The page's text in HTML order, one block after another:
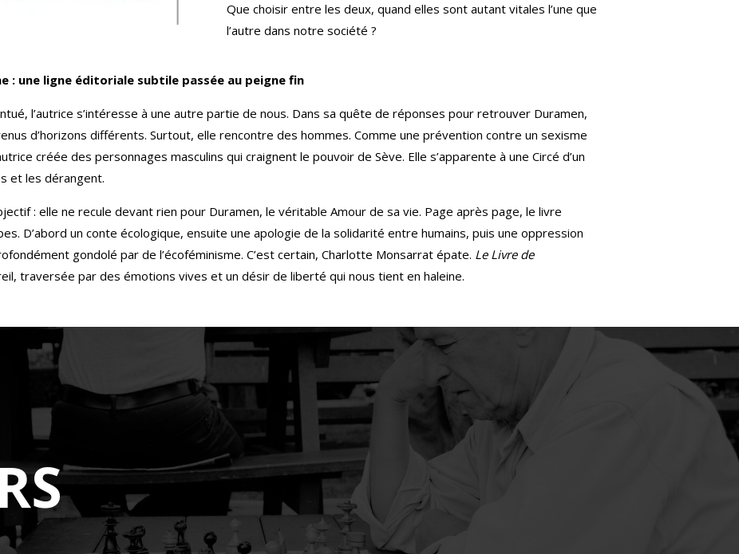
Que choisir entre les deux, quand elles sont autant vitales l’une que
l’autre dans notre société ?
: une ligne éditoriale subtile passée au peigne fin
l’autrice s’intéresse à une autre partie de nous. Dans sa quête de réponses pour retrouver Duramen,
d’horizons différents. Surtout, elle rencontre des hommes. Comme une prévention contre un sexisme
créée des personnages masculins qui craignent le pouvoir de Sève. Elle s’apparente à une Circé d’un
et les dérangent.
: elle ne recule devant rien pour Duramen, le véritable Amour de sa vie. Page après page, le livre
D’abord un conte écologique, ensuite une apologie de la solidarité entre humains, puis une oppression
gondolé par de l’écoféminisme. C’est certain, Charlotte Monsarrat épate. Le Livre de
traversée par des émotions vives et un désir de liberté qui nous tient en haleine.